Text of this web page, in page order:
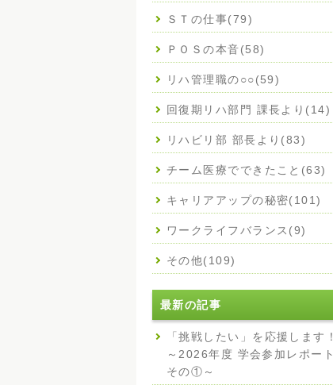
ＳＴの仕事(79)
ＰＯＳの本音(58)
リハ管理職の○○(59)
回復期リハ部門 課長より(14)
リハビリ部 部長より(83)
チーム医療でできたこと(63)
キャリアアップの秘密(101)
ワークライフバランス(9)
その他(109)
最新の記事
「挑戦したい」を応援します！
～2026年度 学会参加レポート
その①～